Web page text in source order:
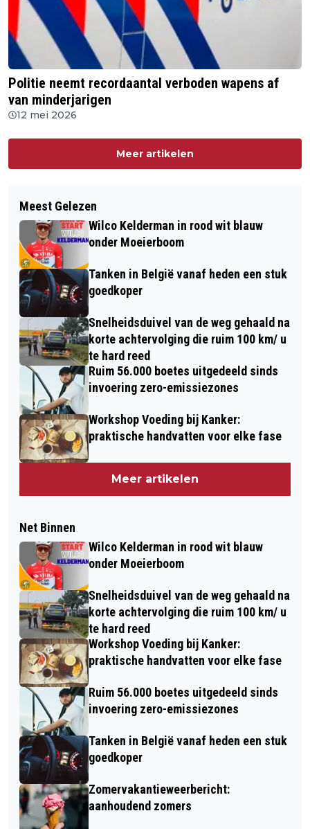
Politie neemt recordaantal verboden wapens af
van minderjarigen
12 mei 2026
Meer artikelen
Meest Gelezen
Wilco Kelderman in rood wit blauw
onder Moeierboom
Tanken in België vanaf heden een stuk
goedkoper
Snelheidsduivel van de weg gehaald na
korte achtervolging die ruim 100 km/ u
te hard reed
Ruim 56.000 boetes uitgedeeld sinds
invoering zero-emissiezones
Workshop Voeding bij Kanker:
praktische handvatten voor elke fase
Meer artikelen
Net Binnen
Wilco Kelderman in rood wit blauw
onder Moeierboom
Snelheidsduivel van de weg gehaald na
korte achtervolging die ruim 100 km/ u
te hard reed
Workshop Voeding bij Kanker:
praktische handvatten voor elke fase
Ruim 56.000 boetes uitgedeeld sinds
invoering zero-emissiezones
Tanken in België vanaf heden een stuk
goedkoper
Zomervakantieweerbericht:
aanhoudend zomers